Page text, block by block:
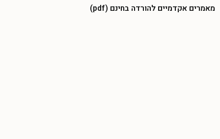
מאמרים אקדמיים להורדה בחינם (pdf)